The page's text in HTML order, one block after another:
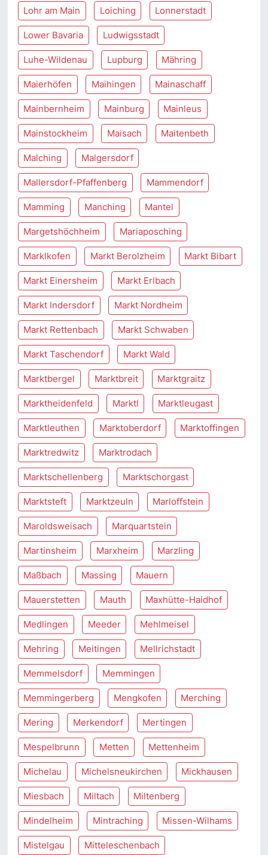
Lohr am Main Loiching Lonnerstadt
Lower Bavaria Ludwigsstadt
Luhe-Wildenau Lupburg Mähring
Maierhöfen Maihingen Mainaschaff
Mainbernheim Mainburg Mainleus
Mainstockheim Maisach Maitenbeth
Malching Malgersdorf
Mallersdorf-Pfaffenberg Mammendorf
Mamming Manching Mantel
Margetshöchheim Mariaposching
Marklkofen Markt Berolzheim Markt Bibart
Markt Einersheim Markt Erlbach
Markt Indersdorf Markt Nordheim
Markt Rettenbach Markt Schwaben
Markt Taschendorf Markt Wald
Marktbergel Marktbreit Marktgraitz
Marktheidenfeld Marktl Marktleugast
Marktleuthen Marktoberdorf Marktoffingen
Marktredwitz Marktrodach
Marktschellenberg Marktschorgast
Marktsteft Marktzeuln Marloffstein
Maroldsweisach Marquartstein
Martinsheim Marxheim Marzling
Maßbach Massing Mauern
Mauerstetten Mauth Maxhütte-Haidhof
Medlingen Meeder Mehlmeisel
Mehring Meitingen Mellrichstadt
Memmelsdorf Memmingen
Memmingerberg Mengkofen Merching
Mering Merkendorf Mertingen
Mespelbrunn Metten Mettenheim
Michelau Michelsneukirchen Mickhausen
Miesbach Miltach Miltenberg
Mindelheim Mintraching Missen-Wilhams
Mistelgau Mitteleschenbach